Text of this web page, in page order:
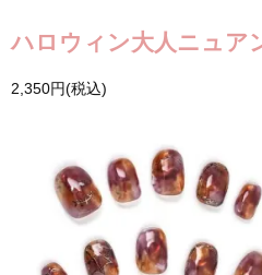
ハロウィン大人ニュア
2,350円(税込)